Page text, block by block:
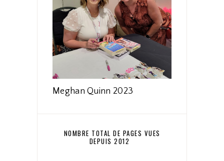
Meghan Quinn 2023
NOMBRE TOTAL DE PAGES VUES
DEPUIS 2012